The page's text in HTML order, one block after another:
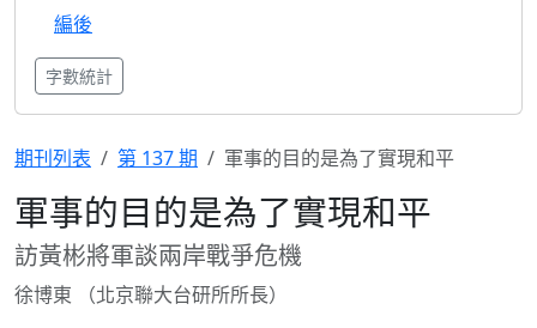
編後
字數統計
期刊列表 第 137 期 軍事的目的是為了實現和平
軍事的目的是為了實現和平
訪黃彬將軍談兩岸戰爭危機
徐博東 （北京聯大台研所所長）